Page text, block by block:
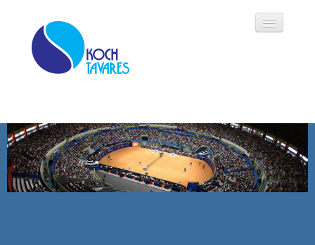
História
Áreas de Atuação